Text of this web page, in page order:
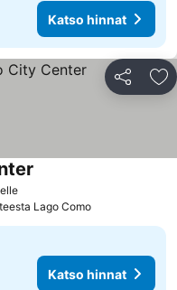
Katso hinnat
Jaa
Lago Como
Katso hinnat